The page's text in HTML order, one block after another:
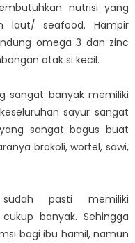
nutrisi yang
laut/ seafood. Hampir
omega 3 dan zinc
otak si kecil.
sangat banyak memiliki
sayur sangat
sangat bagus buat
brokoli, wortel, sawi,
sudah pasti memiliki
banyak. Sehingga
bagi ibu hamil, namun